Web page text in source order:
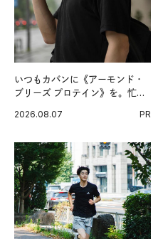
いつもカバンに《アーモンド・
ブリーズ プロテイン》を。忙し
グ習慣。
2026.08.07 PR